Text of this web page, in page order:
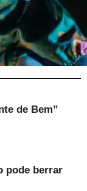
de Bem”
pode berrar